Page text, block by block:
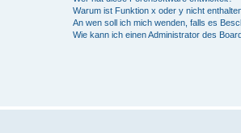
Warum ist Funktion x oder y nicht
An wen soll ich mich wenden, falls es
Wie kann ich einen Administrator des